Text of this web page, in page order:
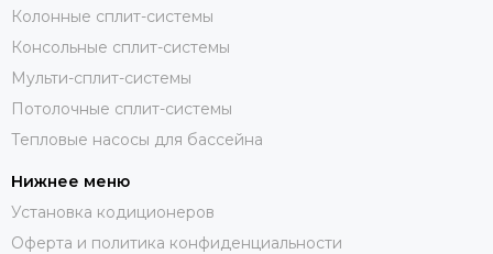
Колонные сплит-системы
Консольные сплит-системы
Мульти-сплит-системы
Потолочные сплит-системы
Тепловые насосы для бассейна
Нижнее меню
Установка кодиционеров
Оферта и политика конфиденциальности